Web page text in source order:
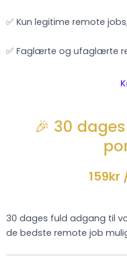
✅ Kun legitime remote
✅ Faglærte og ufaglærte
🎉 30
159kr
30 dages fuld adgang til
de bedste remote job